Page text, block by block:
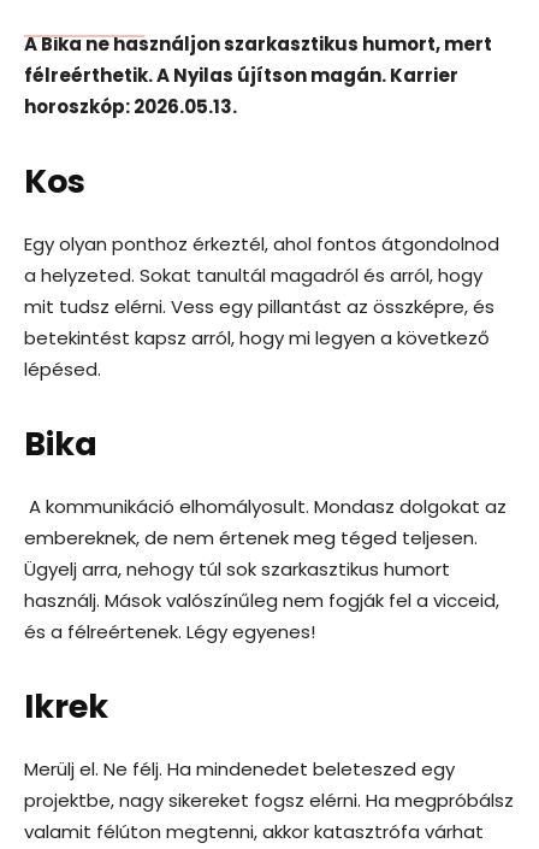
A Bika ne használjon szarkasztikus humort, mert
félreérthetik. A Nyilas újítson magán. Karrier
horoszkóp: 2026.05.13.
Kos
Egy olyan ponthoz érkeztél, ahol fontos átgondolnod
a helyzeted. Sokat tanultál magadról és arról, hogy
mit tudsz elérni. Vess egy pillantást az összképre, és
betekintést kapsz arról, hogy mi legyen a következő
lépésed.
Bika
A kommunikáció elhomályosult. Mondasz dolgokat az
embereknek, de nem értenek meg téged teljesen.
Ügyelj arra, nehogy túl sok szarkasztikus humort
használj. Mások valószínűleg nem fogják fel a vicceid,
és a félreértenek. Légy egyenes!
Ikrek
Merülj el. Ne félj. Ha mindenedet beleteszed egy
projektbe, nagy sikereket fogsz elérni. Ha megpróbálsz
valamit félúton megtenni, akkor katasztrófa várhat